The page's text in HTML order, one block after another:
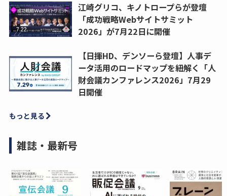
江崎グリコ、キノトロープらが登壇
「成功戦略Webサイトサミット
2026」が7月22日に開催
【日揮HD、デンソーら登壇】人事デ
ータ活用のロードマップを紐解く「人
財会議カンファレンス2026」7月29
日開催
もっと見る
雑誌・最新号